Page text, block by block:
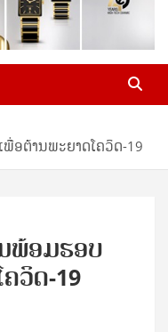
ອຕ້ານພະຍາດໂຄວິດ-19
ພ້ອມຮອບ
ວິດ-19